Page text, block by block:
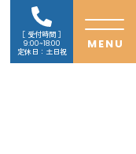
受付時間
9:00~18:00
定休日：土日祝